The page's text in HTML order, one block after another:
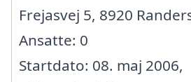
Frejasvej 5, 8920
Ansatte: 0
Startdato: 08. maj 2006,